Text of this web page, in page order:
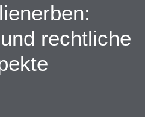
rechtliche